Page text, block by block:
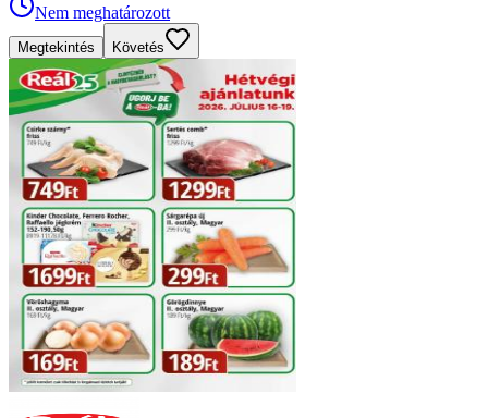
Nem meghatározott
Megtekintés Követés